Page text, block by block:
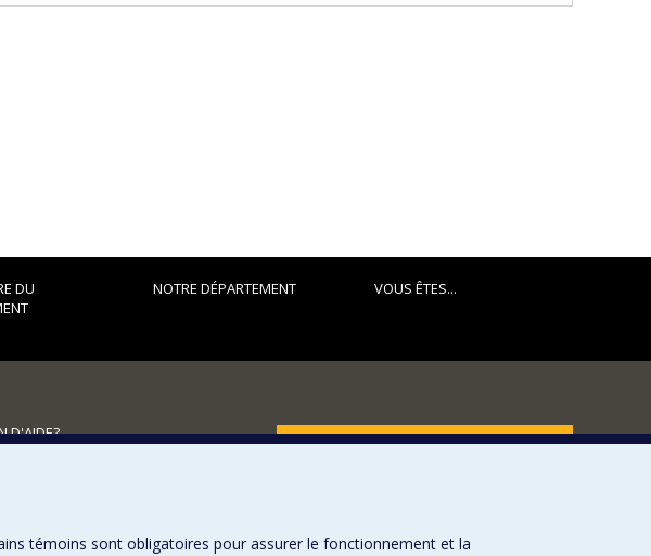
DU
NOTRE DÉPARTEMENT VOUS ÊTES...
D'AIDE?
FACULTÉ DES ARTS ET DES SCIENCES
Nos programmes et cours
témoins sont obligatoires pour assurer le fonctionnement et la